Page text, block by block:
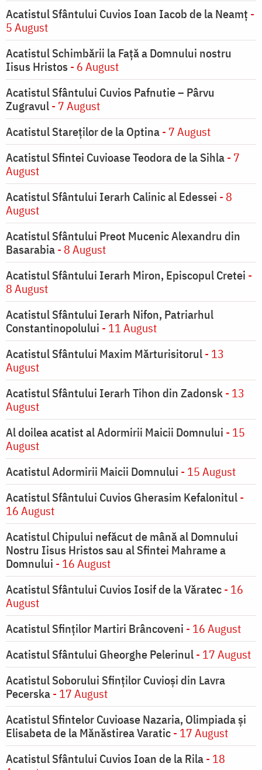
Acatistul Sfântului Cuvios Ioan Iacob de la Neamț -
5 August
Acatistul Schimbării la Faţă a Domnului nostru
Iisus Hristos - 6 August
Acatistul Sfântului Cuvios Pafnutie – Pârvu
Zugravul- 7 August
Acatistul Stareţilor de la Optina- 7 August
Acatistul Sfintei Cuvioase Teodora de la Sihla- 7
August
Acatistul Sfântului Ierarh Calinic al Edessei - 8
August
Acatistul Sfântului Preot Mucenic Alexandru din
Basarabia- 8 August
Acatistul Sfântului Ierarh Miron, Episcopul Cretei -
8 August
Acatistul Sfântului Ierarh Nifon, Patriarhul
Constantinopolului - 11 August
Acatistul Sfântului Maxim Mărturisitorul- 13
August
Acatistul Sfântului Ierarh Tihon din Zadonsk- 13
August
Al doilea acatist al Adormirii Maicii Domnului - 15
August
Acatistul Adormirii Maicii Domnului - 15 August
Acatistul Sfântului Cuvios Gherasim Kefalonitul-
16 August
Acatistul Chipului nefăcut de mână al Domnului
Nostru Iisus Hristos sau al Sfintei Mahrame a
Domnului - 16 August
Acatistul Sfântului Cuvios Iosif de la Văratec- 16
August
Acatistul Sfinților Martiri Brâncoveni - 16 August
Acatistul Sfântului Gheorghe Pelerinul- 17 August
Acatistul Soborului Sfinților Cuvioși din Lavra
Pecerska- 17 August
Acatistul Sfintelor Cuvioase Nazaria, Olimpiada și
Elisabeta de la Mănăstirea Varatic- 17 August
Acatistul Sfântului Cuvios Ioan de la Rila- 18